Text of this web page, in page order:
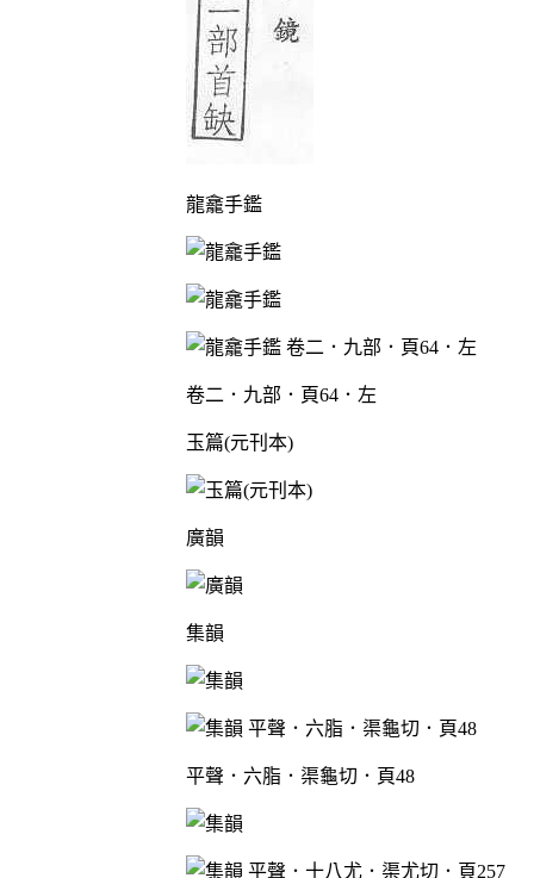
龍龕手鑑
卷二．九部．頁64．左
玉篇(元刊本)
廣韻
集韻
平聲．六脂．渠龜切．頁48